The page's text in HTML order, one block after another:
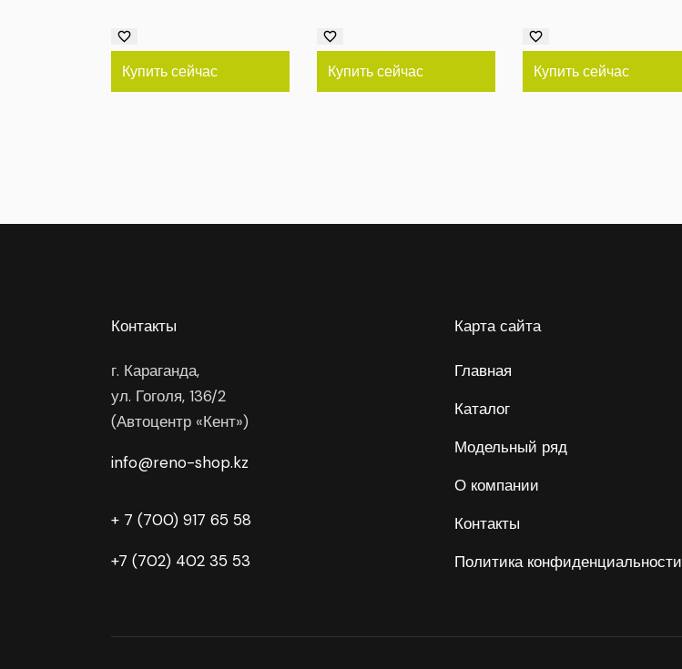
Купить сейчас Купить сейчас Купить сейчас
Контакты
г. Караганда,
ул. Гоголя, 136/2
(Автоцентр «Кент»)
info@reno-shop.kz
+ 7 (700) 917 65 58
+7 (702) 402 35 53
Карта сайта
Главная
Каталог
Модельный ряд
О компании
Контакты
Политика конфиденциальности